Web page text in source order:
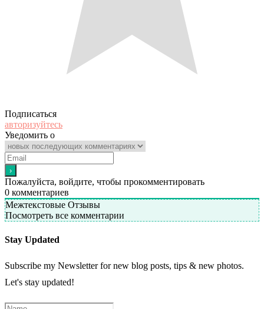
Подписаться
авторизуйтесь
Уведомить о
Пожалуйста, войдите, чтобы прокомментировать
0 комментариев
Межтекстовые Отзывы
Посмотреть все комментарии
Stay Updated
Subscribe my Newsletter for new blog posts, tips & new photos.
Let's stay updated!